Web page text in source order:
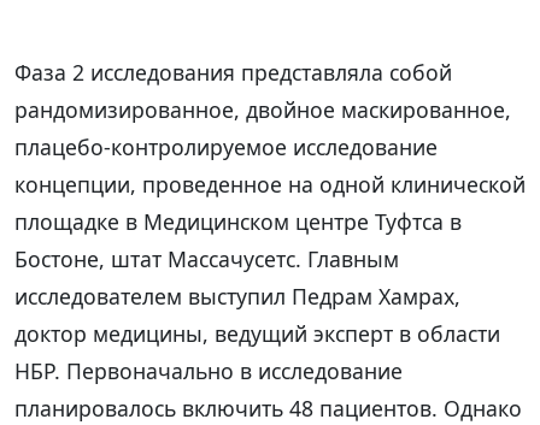
Фаза 2 исследования представляла собой
рандомизированное, двойное маскированное,
плацебо-контролируемое исследование
концепции, проведенное на одной клинической
площадке в Медицинском центре Туфтса в
Бостоне, штат Массачусетс. Главным
исследователем выступил Педрам Хамрах,
доктор медицины, ведущий эксперт в области
НБР. Первоначально в исследование
планировалось включить 48 пациентов. Однако